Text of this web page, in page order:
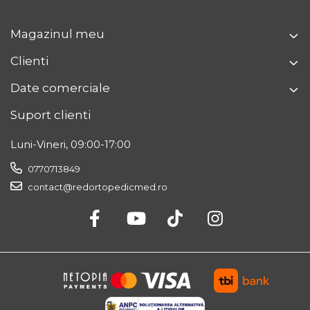
Magazinul meu
Clienti
Date comerciale
Suport clienti
Luni-Vineri, 09:00-17:00
0770713849
contact@redortopedicmed.ro